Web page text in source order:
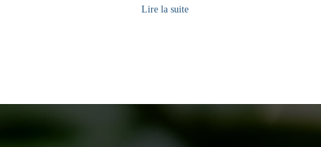
Lire la suite